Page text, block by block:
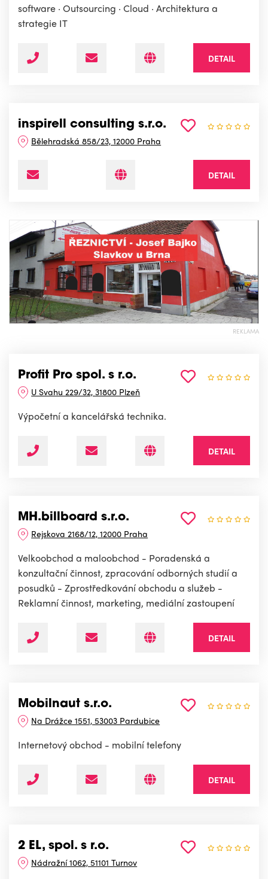
software · Outsourcing · Cloud · Architektura a
strategie IT
DETAIL
inspirell consulting s.r.o.
Bělehradská 858/23, 12000 Praha
DETAIL
REKLAMA
Profit Pro spol. s r.o.
U Svahu 229/32, 31800 Plzeň
Výpočetní a kancelářská technika.
DETAIL
MH.billboard s.r.o.
Rejskova 2168/12, 12000 Praha
Velkoobchod a maloobchod - Poradenská a
konzultační činnost, zpracování odborných studií a
posudků - Zprostředkování obchodu a služeb -
Reklamní činnost, marketing, mediální zastoupení
DETAIL
Mobilnaut s.r.o.
Na Drážce 1551, 53003 Pardubice
Internetový obchod - mobilní telefony
DETAIL
2 EL, spol. s r.o.
Nádražní 1062, 51101 Turnov